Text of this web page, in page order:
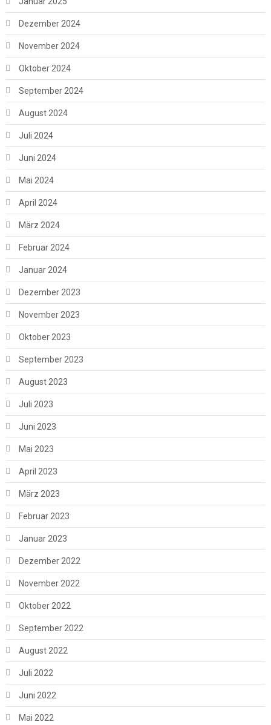
Dezember 2024
November 2024
Oktober 2024
September 2024
August 2024
Juli 2024
Juni 2024
Mai 2024
April 2024
März 2024
Februar 2024
Januar 2024
Dezember 2023
November 2023
Oktober 2023
September 2023
August 2023
Juli 2023
Juni 2023
Mai 2023
April 2023
März 2023
Februar 2023
Januar 2023
Dezember 2022
November 2022
Oktober 2022
September 2022
August 2022
Juli 2022
Juni 2022
Mai 2022